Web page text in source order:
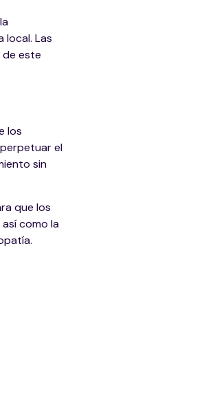
local. Las
de este
los
el
sin
que los
como la